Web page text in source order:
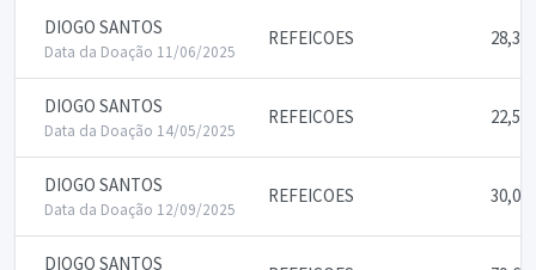
DIOGO SANTOS
Data da Doação 11/06/2025
REFEICOES 28,33
DIOGO SANTOS
Data da Doação 14/05/2025
REFEICOES 22,50
DIOGO SANTOS
Data da Doação 12/09/2025
REFEICOES 30,04
DIOGO SANTOS